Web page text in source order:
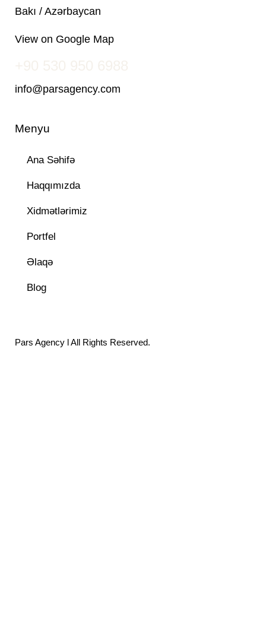
Bakı / Azərbaycan
View on Google Map
info@parsagency.com
Menyu
Ana Səhifə
Haqqımızda
Xidmətlərimiz
Portfel
Əlaqə
Blog
Pars Agency l All Rights Reserved.